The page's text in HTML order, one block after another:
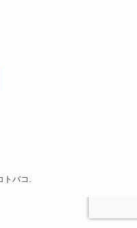
トバコ.